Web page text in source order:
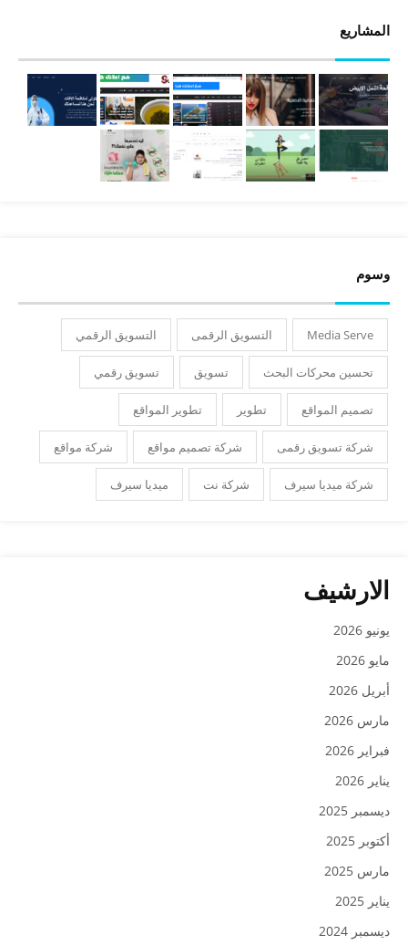
المشاريع
وسوم
Media Serve التسويق الرقمى التسويق الرقمي
تحسين محركات البحث تسويق تسويق رقمي
تصميم المواقع تطوير تطوير المواقع
شركة تسويق رقمى شركة تصميم مواقع شركة مواقع
شركة ميديا سيرف شركة نت ميديا سيرف
الارشيف
يونيو 2026
مايو 2026
أبريل 2026
مارس 2026
فبراير 2026
يناير 2026
ديسمبر 2025
أكتوبر 2025
مارس 2025
يناير 2025
ديسمبر 2024